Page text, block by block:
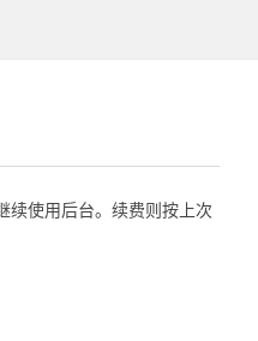
续使用后台。续费则按上次